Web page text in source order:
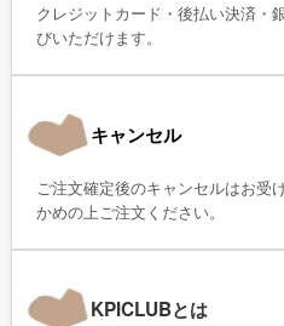
クレジットカード・後払い決済・
びいただけます。
キャンセル
ご注文確定後のキャンセルはお受
かめの上ご注文ください。
KPICLUBとは